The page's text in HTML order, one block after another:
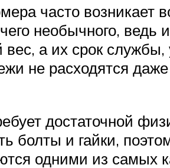
часто
необычного, ведь
а их срок службы,
не расходятся
достаточной
болты и гайки,
одними из самых